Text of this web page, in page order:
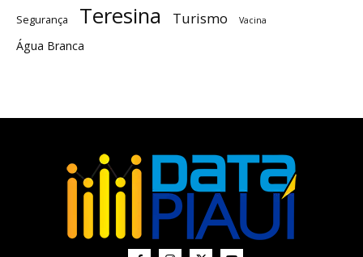
Segurança Teresina Turismo Vacina
Água Branca